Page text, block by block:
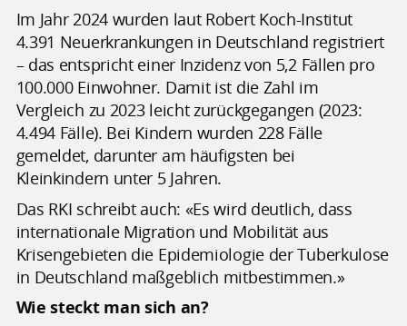
Im Jahr 2024 wurden laut Robert Koch-Institut
4.391 Neuerkrankungen in Deutschland registriert
– das entspricht einer Inzidenz von 5,2 Fällen pro
100.000 Einwohner. Damit ist die Zahl im
Vergleich zu 2023 leicht zurückgegangen (2023:
4.494 Fälle). Bei Kindern wurden 228 Fälle
gemeldet, darunter am häufigsten bei
Kleinkindern unter 5 Jahren.
Das RKI schreibt auch: «Es wird deutlich, dass
internationale Migration und Mobilität aus
Krisengebieten die Epidemiologie der Tuberkulose
in Deutschland maßgeblich mitbestimmen.»
Wie steckt man sich an?